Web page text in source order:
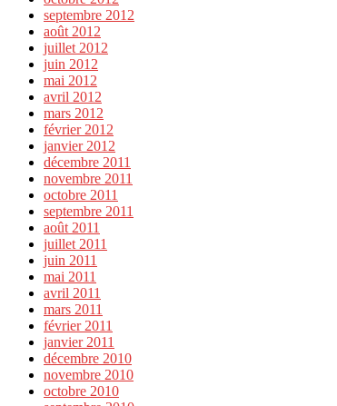
septembre 2012
août 2012
juillet 2012
juin 2012
mai 2012
avril 2012
mars 2012
février 2012
janvier 2012
décembre 2011
novembre 2011
octobre 2011
septembre 2011
août 2011
juillet 2011
juin 2011
mai 2011
avril 2011
mars 2011
février 2011
janvier 2011
décembre 2010
novembre 2010
octobre 2010